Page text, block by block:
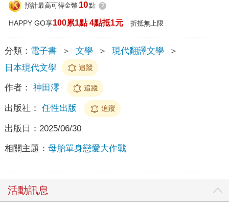
預計最高可得金幣 10點 ?
HAPPY GO享100累1點 4點抵1元 折抵無上限
分類： 電子書 ＞ 文學 ＞ 現代翻譯文學
＞
日本現代文學
追蹤
作者： 神田澪 追蹤
出版社： 任性出版 追蹤
出版日： 2025/06/30
相關主題： 母胎單身戀愛大作戰
活動訊息